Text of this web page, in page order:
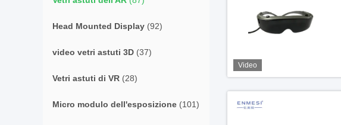
Head Mounted Display (92)
video vetri astuti 3D (37)
Vetri astuti di VR (28)
Micro modulo dell'esposizione (101)
Video